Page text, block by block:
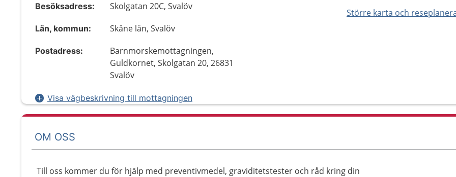
Större karta och
Besöksadress: Skolgatan 20C, Svalöv
Län, kommun: Skåne län, Svalöv
Postadress:
Barnmorskemottagningen,
Guldkornet, Skolgatan 20, 26831
Svalöv
Visa vägbeskrivning till mottagningen
OM OSS
Till oss kommer du för hjälp med preventivmedel, graviditetstester och råd kring din